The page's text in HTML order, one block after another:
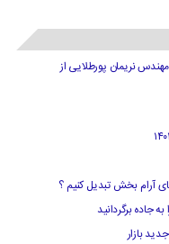
مهندس نریمان پورطلایی از
آرام بخش تبدیل کنیم ؟
جاده برگردانید
بازار